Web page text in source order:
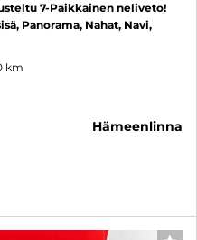
7-Paikkainen neliveto!
Panorama, Nahat, Navi,
km
hämeenlinna